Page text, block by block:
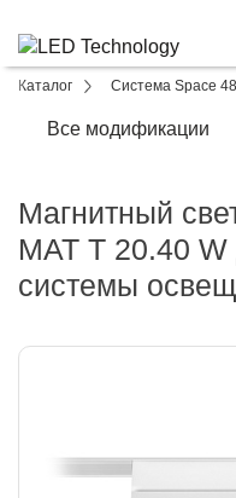
Каталог Система Space
Все модификации
Магнитный
MAT T 20.40
системы